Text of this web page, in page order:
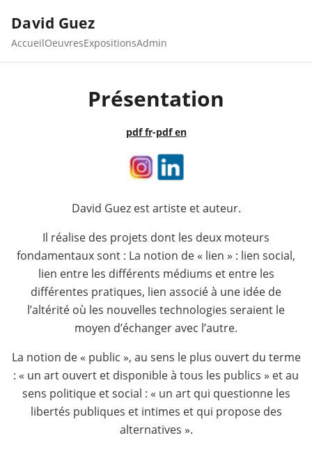
David Guez
AccueilOeuvresExpositionsAdmin
Présentation
pdf fr-pdf en
David Guez est artiste et auteur.
Il réalise des projets dont les deux moteurs
fondamentaux sont : La notion de « lien » : lien social,
lien entre les différents médiums et entre les
différentes pratiques, lien associé à une idée de
l’altérité où les nouvelles technologies seraient le
moyen d’échanger avec l’autre.
La notion de « public », au sens le plus ouvert du terme
: « un art ouvert et disponible à tous les publics » et au
sens politique et social : « un art qui questionne les
libertés publiques et intimes et qui propose des
alternatives ».